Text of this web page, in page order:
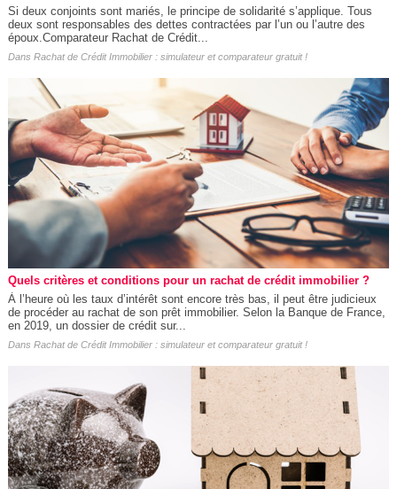
Si deux conjoints sont mariés, le principe de solidarité s’applique. Tous
deux sont responsables des dettes contractées par l’un ou l’autre des
époux.Comparateur Rachat de Crédit...
Dans Rachat de Crédit Immobilier : simulateur et comparateur gratuit !
Quels critères et conditions pour un rachat de crédit immobilier ?
À l’heure où les taux d’intérêt sont encore très bas, il peut être judicieux
de procéder au rachat de son prêt immobilier. Selon la Banque de France,
en 2019, un dossier de crédit sur...
Dans Rachat de Crédit Immobilier : simulateur et comparateur gratuit !